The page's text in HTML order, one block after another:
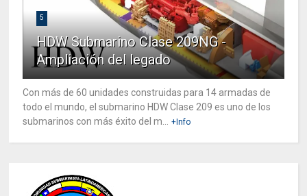
5
HDW Submarino Clase 209NG -
Ampliación del legado
Con más de 60 unidades construidas para 14 armadas de
todo el mundo, el submarino HDW Clase 209 es uno de los
submarinos con más éxito del m...
+Info